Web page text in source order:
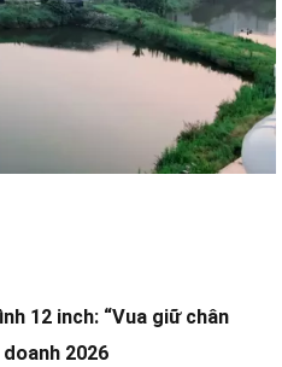
12 inch: “Vua giữ chân
2026